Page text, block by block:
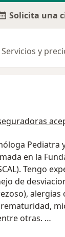
Solicita una
Servicios y
Pediatra
en la
Tengo
de
alergias
otras.